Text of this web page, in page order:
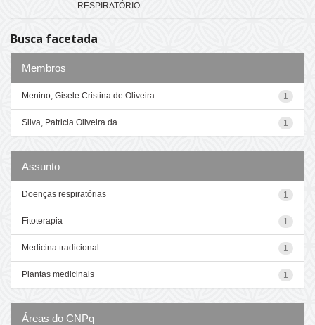
RESPIRATÓRIO
Busca facetada
Membros
1
Menino, Gisele Cristina de Oliveira
1
Silva, Patricia Oliveira da
Assunto
1
Doenças respiratórias
1
Fitoterapia
1
Medicina tradicional
1
Plantas medicinais
Áreas do CNPq